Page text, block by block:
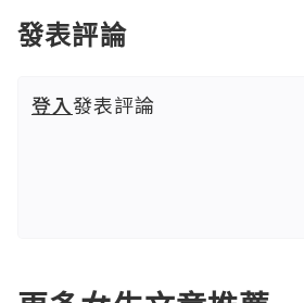
發表評論
登入發表評論